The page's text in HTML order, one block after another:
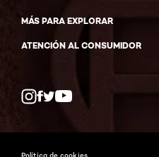
MÁS PARA EXPLORAR
ATENCIÓN AL CONSUMIDOR
Whatsapp
Política de cookies